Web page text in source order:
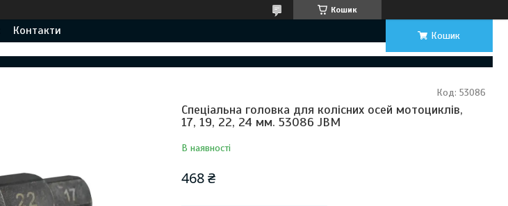
Кошик
Контакти Кошик
Спеціальна головка для колісних осей мотоциклів,
17, 19, 22, 24 мм. 53086 JBM
В наявності
Код: 53086
468 ₴